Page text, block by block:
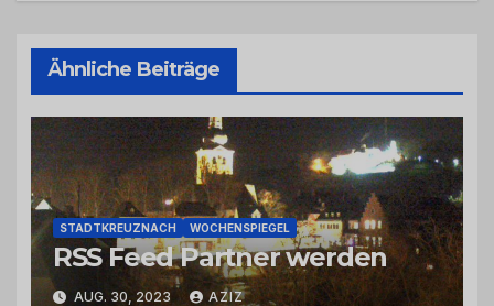
Ähnliche Beiträge
STADTKREUZNACH WOCHENSPIEGEL
RSS Feed Partner werden
AUG. 30, 2023 AZIZ